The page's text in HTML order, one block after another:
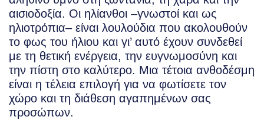
through
€120.00
αισιοδοξία. Οι ηλίανθοι –γνωστοί και ως
ηλιοτρόπια– είναι λουλούδια που ακολουθούν
το φως του ήλιου και γι’ αυτό έχουν συνδεθεί
με τη θετική ενέργεια, την ευγνωμοσύνη και
την πίστη στο καλύτερο. Μια τέτοια ανθοδέσμη
είναι η τέλεια επιλογή για να φωτίσετε τον
χώρο και τη διάθεση αγαπημένων σας
προσώπων.